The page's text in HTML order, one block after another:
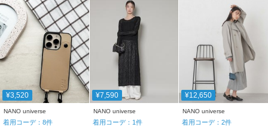
¥3,520
NANO universe
着用コーデ： 8件
¥7,590
NANO universe
着用コーデ： 1件
¥12,650
NANO universe
着用コーデ：2件